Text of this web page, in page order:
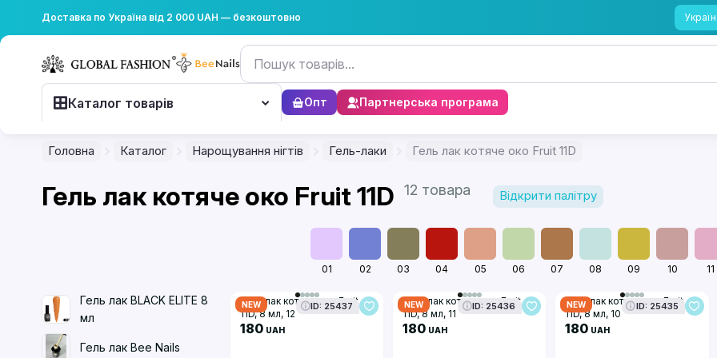
Доставка по Україна від 2 000 UAH — безкоштовно
Каталог товарів Опт Партнерська програма
Головна Каталог Нарощування нігтів Гель-лаки Гель лак котяче око Fruit 11D
Гель лак котяче око Fruit 11D 12 товара Відкрити палітру
01 02 03 04 05 06 07 08 09 10 11
Гель лак BLACK ELITE 8
мл
Гель лак Bee Nails
NEW ID: 25437
Гель лак котяче око Fruit
11D, 8 мл, 12
180 UAH
NEW ID: 25436
Гель лак котяче око Fruit
11D, 8 мл, 11
180 UAH
NEW ID: 25435
Гель лак котяче око Fruit
11D, 8 мл, 10
180 UAH